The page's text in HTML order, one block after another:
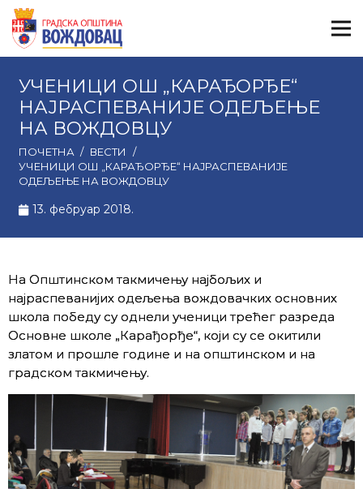
УЧЕНИЦИ ОШ „КАРАЂОРЂЕ“
НАЈРАСПЕВАНИЈЕ ОДЕЉЕЊЕ
НА ВОЖДОВЦУ
ПОЧЕТНА / ВЕСТИ
/
УЧЕНИЦИ ОШ „КАРАЂОРЂЕ“ НАЈРАСПЕВАНИЈЕ
ОДЕЉЕЊЕ НА ВОЖДОВЦУ
13. фебруар 2018.
На Општинском такмичењу најбољих и
најраспеванијих одељења вождовачких основних
школа победу су однели ученици трећег разреда
Основне школе „Карађорђе“, који су се окитили
златом и прошле године и на општинском и на
градском такмичењу.